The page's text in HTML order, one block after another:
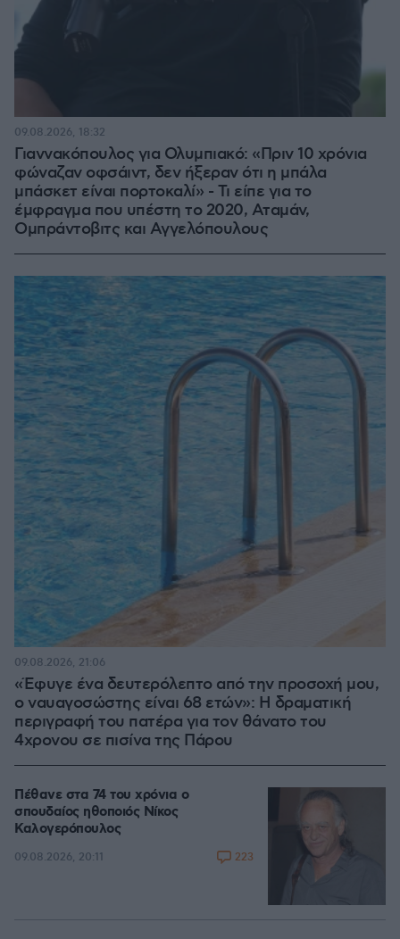
Γιαννακόπουλος για Ολυμπιακό: «Πριν 10 χρόνια
φώναζαν οφσάιντ, δεν ήξεραν ότι η μπάλα
μπάσκετ είναι πορτοκαλί» - Τι είπε για το
έμφραγμα που υπέστη το 2020, Αταμάν,
Ομπράντοβιτς και Αγγελόπουλους
09.08.2026, 18:32
«Έφυγε ένα δευτερόλεπτο από την προσοχή μου,
ο ναυαγοσώστης είναι 68 ετών»: Η δραματική
περιγραφή του πατέρα για τον θάνατο του
4χρονου σε πισίνα της Πάρου
09.08.2026, 21:06
Πέθανε στα 74 του χρόνια ο
σπουδαίος ηθοποιός Νίκος
Καλογερόπουλος
09.08.2026, 20:11 223